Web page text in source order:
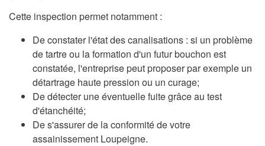
Cette inspection permet notamment :
De constater l'état des canalisations : si un problème
de tartre ou la formation d'un futur bouchon est
constatée, l'entreprise peut proposer par exemple un
détartrage haute pression ou un curage;
De détecter une éventuelle fuite grâce au test
d'étanchéité;
De s'assurer de la conformité de votre
assainissement Loupeigne.